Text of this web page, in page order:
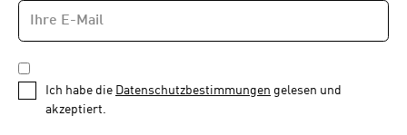
Newsletter
1
von
E-
MAIL-
ADRESSE
DATENSCHUTZBESTIMMUNGEN
*
Ich habe die Datenschutzbestimmungen gelesen und
akzeptiert.